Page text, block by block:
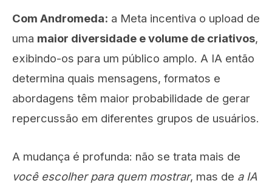
Com Andromeda: a Meta incentiva o upload de
uma maior diversidade e volume de criativos,
exibindo-os para um público amplo. A IA então
determina quais mensagens, formatos e
abordagens têm maior probabilidade de gerar
repercussão em diferentes grupos de usuários.
A mudança é profunda: não se trata mais de
você escolher para quem mostrar, mas de a IA